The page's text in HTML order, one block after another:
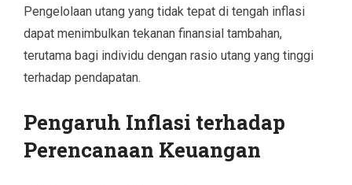
Pengelolaan utang yang tidak tepat di tengah inflasi
dapat menimbulkan tekanan finansial tambahan,
terutama bagi individu dengan rasio utang yang tinggi
terhadap pendapatan.
Pengaruh Inflasi terhadap
Perencanaan Keuangan